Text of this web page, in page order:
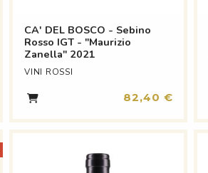
CA' DEL BOSCO - Sebino
Rosso IGT - "Maurizio
Zanella" 2021
VINI ROSSI
82,40 €